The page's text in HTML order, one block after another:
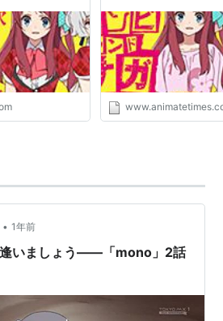
• 1年前
逢いましょう――「mono」2話